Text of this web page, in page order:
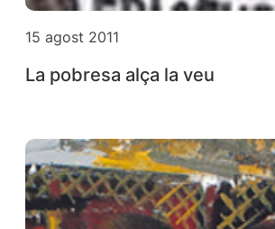
15 agost 2011
La pobresa alça la veu